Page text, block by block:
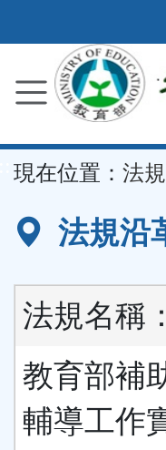
到
要
容
區
現在位置： 法
法規沿
法規名稱：
教育部補
輔導工作